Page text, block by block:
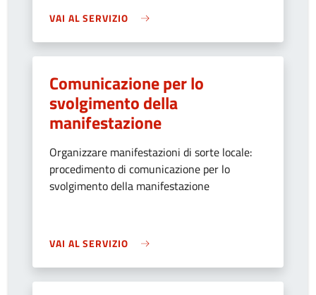
VAI AL SERVIZIO
Comunicazione per lo
svolgimento della
manifestazione
Organizzare manifestazioni di sorte locale:
procedimento di comunicazione per lo
svolgimento della manifestazione
VAI AL SERVIZIO